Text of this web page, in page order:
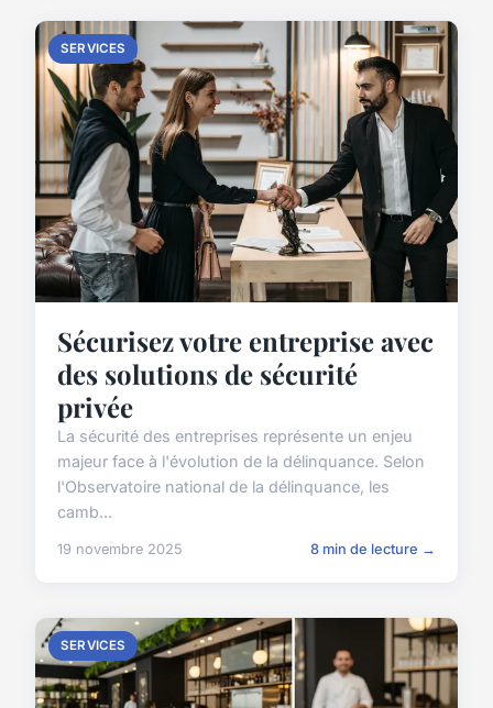
SERVICES
Sécurisez votre entreprise avec
des solutions de sécurité
privée
La sécurité des entreprises représente un enjeu
majeur face à l'évolution de la délinquance. Selon
l'Observatoire national de la délinquance, les
camb...
19 novembre 2025 8 min de lecture →
SERVICES